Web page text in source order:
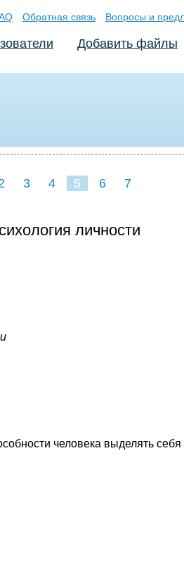
Обратная связь Вопросы и
Добавить файлы
3 4 5 6 7
личности
человека выделять себя